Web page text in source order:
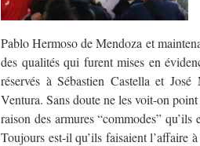
Pablo Hermoso de Mendoza et
des qualités qui furent mises en
réservés à Sébastien Castella et
Ventura. Sans doute ne les voit-on
raison des armures “commodes”
Toujours est-il qu’ils faisaient l’affaire